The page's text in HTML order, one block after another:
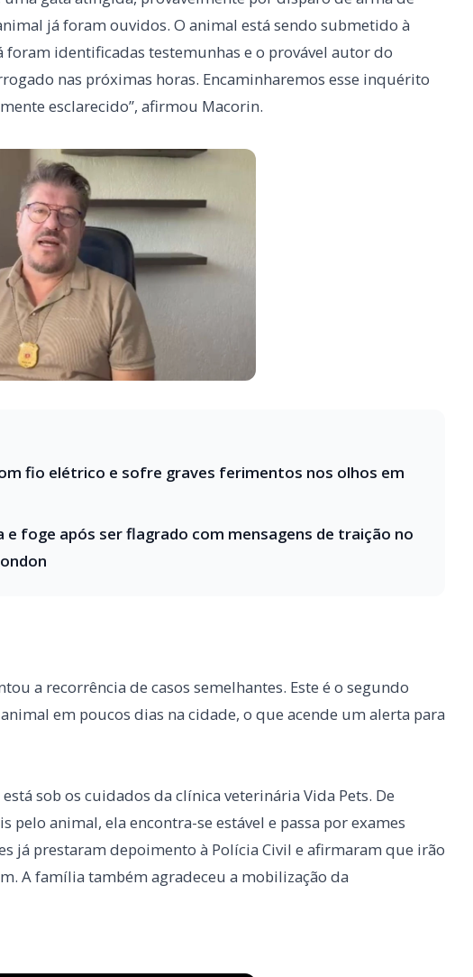
fio elétrico e sofre graves ferimentos nos olhos em
a recorrência de casos semelhantes. Este é o segundo
em poucos dias na cidade, o que acende um alerta para
pelo animal, ela encontra-se estável e passa por exames
já prestaram depoimento à Polícia Civil e afirmaram que irão
A família também agradeceu a mobilização da